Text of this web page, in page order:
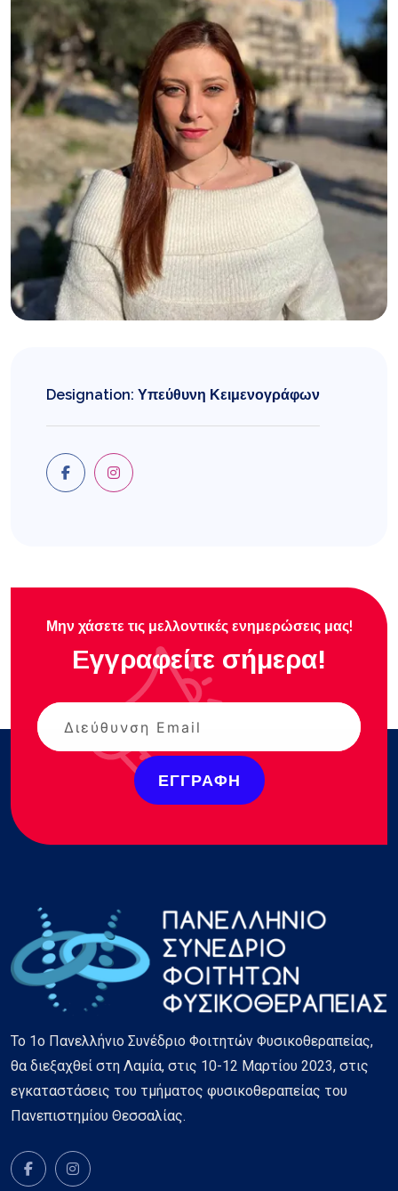
Designation: Υπεύθυνη Κειμενογράφων
Μην χάσετε τις μελλοντικές ενημερώσεις μας!
Εγγραφείτε σήμερα!
ΕΓΓΡΑΦΉ
Το 1ο Πανελλήνιο Συνέδριο Φοιτητών Φυσικοθεραπείας,
θα διεξαχθεί στη Λαμία, στις 10-12 Μαρτίου 2023, στις
εγκαταστάσεις του τμήματος φυσικοθεραπείας του
Πανεπιστημίου Θεσσαλίας.